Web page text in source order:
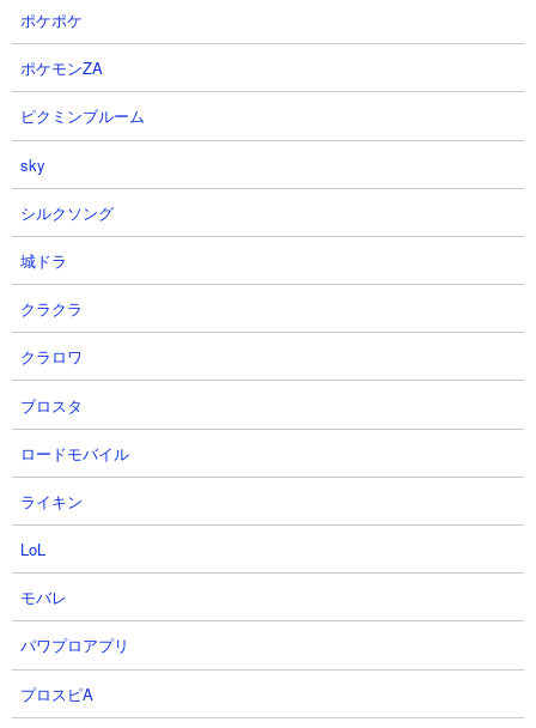
【攻略概要】
「にゃんこ大戦争 にゃんこ大放送TVスタジオ」さんの攻略動画で
中心とした編成で総攻撃をかけています。ねこ魔王でスペースサ
イクロンの攻撃力を下げ、ねこカメラマンやラーメン道を壁役と
して使っています。ねこパーフェクトを主なダメージソースとす
ることで比較的早期にBOSSを撃破しています。
ポケポケ
ポケモンZA
ピクミンブルーム
sky
シルクソング
城ドラ
クラクラ
クラロワ
ブロスタ
ロードモバイル
ライキン
LoL
モバレ
パワプロアプリ
プロスピA